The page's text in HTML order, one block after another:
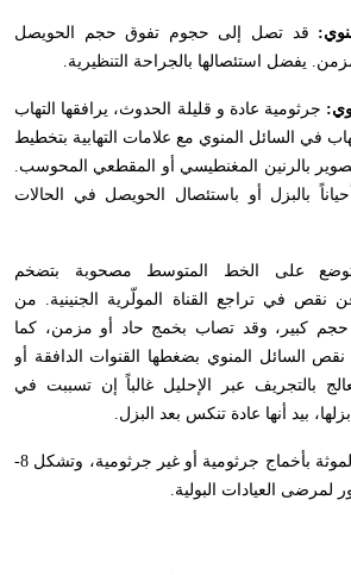
قد تصل إلى حجوم تفوق حجم الحويصل
يفضل استئصالها بالجراحة التنظيرية.
جرثومية عادة و قليلة الحدوث، يرافقها التهاب
في السائل المنوي مع علامات التهابية بتخطيط
بالرنين المغنطيسي أو المقطعي المحوسب.
بالبزل أو باستئصال الحويصل في الحالات
على الخط المتوسط مصحوبة بتضخم
نقص في تراجع القناة المولّرية الجنينية. من
حجم كبير، وقد تصاب بخمج حاد أو مزمن، كما
السائل المنوي بضغطها القنوات الدافقة أو
بالتجريف عبر الإحليل غالباً إن تسببت في
بيد أنها عادة تنكس بعد البزل.
تصاب الموثة بأخماج جرثومية أو غير جرثومية، وتشكل 8-
.